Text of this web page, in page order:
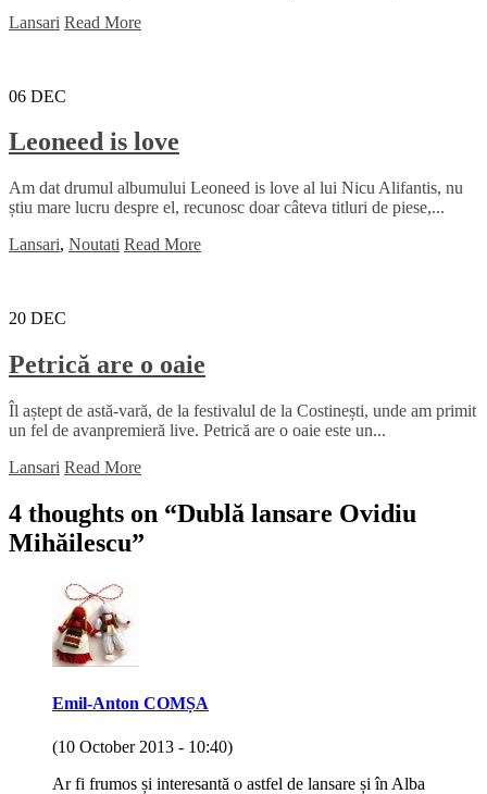
Lansari Read More
06 DEC
Leoneed is love
Am dat drumul albumului Leoneed is love al lui Nicu Alifantis, nu
știu mare lucru despre el, recunosc doar câteva titluri de piese,...
Lansari, Noutati Read More
20 DEC
Petrică are o oaie
Îl aștept de astă-vară, de la festivalul de la Costinești, unde am primit
un fel de avanpremieră live. Petrică are o oaie este un...
Lansari Read More
4 thoughts on “Dublă lansare Ovidiu
Mihăilescu”
Emil-Anton COMȘA
(10 October 2013 - 10:40)
Ar fi frumos și interesantă o astfel de lansare și în Alba